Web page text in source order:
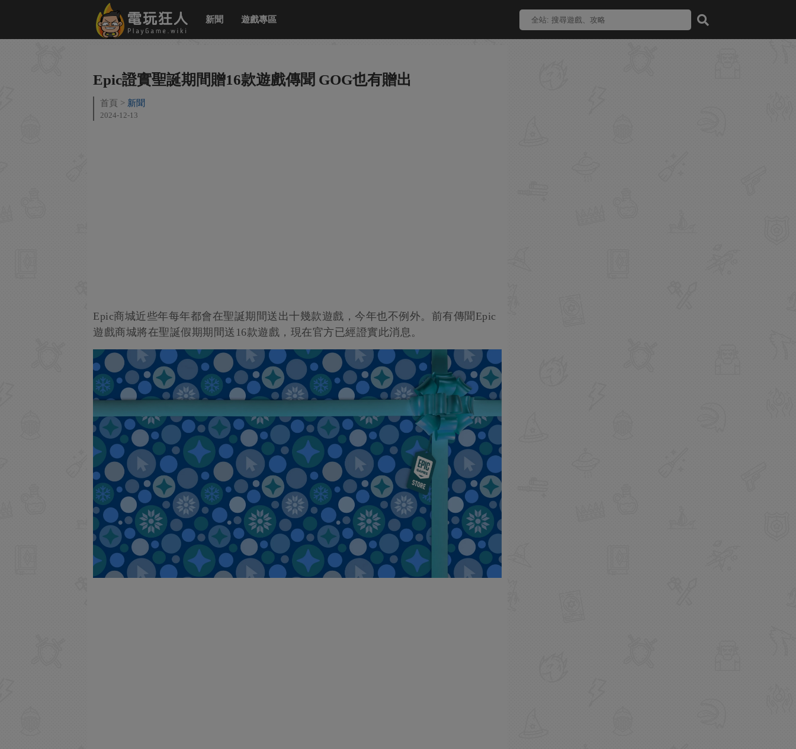
新聞 遊戲專區
Epic證實聖誕期間贈16款遊戲傳聞 GOG也有贈出
首頁 新聞
2024-12-13
Epic商城近些年每年都會在聖誕期間送出十幾款遊戲，今年也不例外。前有傳聞Epic
遊戲商城將在聖誕假期期間送16款遊戲，現在官方已經證實此消息。